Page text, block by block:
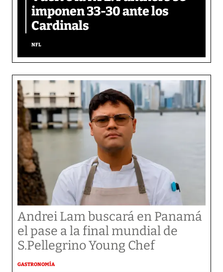
imponen 33-30 ante los
Cardinals
NFL
Andrei Lam buscará en Panamá
el pase a la final mundial de
S.Pellegrino Young Chef
GASTRONOMÍA